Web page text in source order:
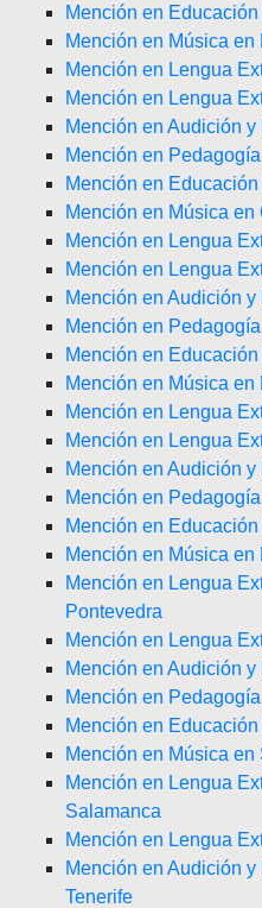
Mención en
Mención en Música en
Mención en Lengua
Mención en Lengua
Mención en Audición
Mención en
Mención en
Mención en Música en
Mención en Lengua
Mención en Lengua
Mención en Audición
Mención en
Mención en
Mención en Música en
Mención en Lengua
Mención en Lengua
Mención en Audición
Mención en
Mención en
Mención en Música en
Mención en Lengua
Pontevedra
Mención en Lengua
Mención en Audición
Mención en
Mención en
Mención en Música en
Mención en Lengua
Salamanca
Mención en Lengua
Mención en Audición
Tenerife